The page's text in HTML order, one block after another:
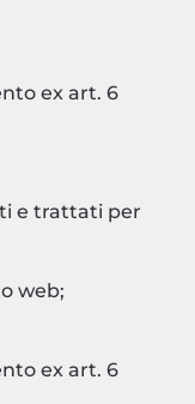
ex art. 6
e trattati per
web;
ex art. 6